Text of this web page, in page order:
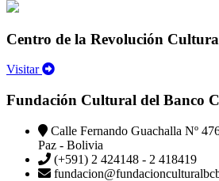
Centro de la Revolución
Visitar
Fundación Cultural del Banco
Calle Fernando Guachalla Nº
Paz - Bolivia
(+591) 2 424148 - 2 418419